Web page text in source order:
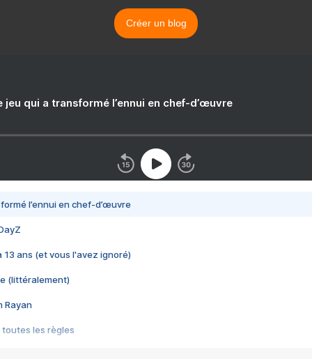
Créer un blog
jeu qui a transformé l’ennui en chef-d’œuvre
l’ennui en chef-d’œuvre
13 ans (et vous l'avez ignoré)
(littéralement)
Rayan
toutes les règles